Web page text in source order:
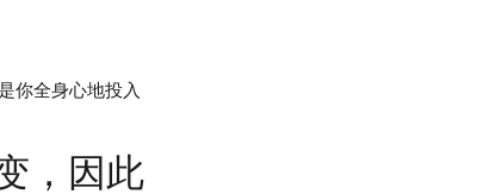
你全身心地投入
，因此